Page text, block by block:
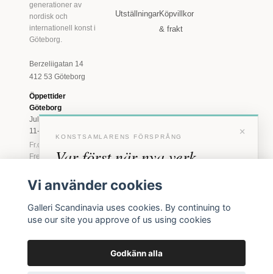
generationer av
nordisk och
internationell konst i
Göteborg.
Berzeliigatan 14
412 53 Göteborg
Öppettider
Göteborg
Juli: Tis 11-18 · Lör
11-16
Fr.o.m. augusti: Tis-
Fre 11-18 · Lör 11-
Marstrand
2026
Tis-Fre 11-18 ·
UtställningarKöpvillkor
& frakt
×
KONSTSAMLARENS FÖRSPRÅNG
Var först när nya verk
anländer
inbjudningar till vernissage, innan vi annonserar
offentligt.
Vi använder cookies
Galleri Scandinavia uses cookies. By continuing to
use our site you approve of us using cookies
Godkänn alla